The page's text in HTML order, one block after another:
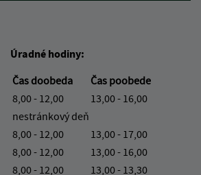
Úradné hodiny:
Čas doobeda
Čas poobede
8,00 - 12,00
13,00 - 16,00
nestránkový deň
8,00 - 12,00
13,00 - 17,00
8,00 - 12,00
13,00 - 16,00
8,00 - 12,00
13,00 - 13,30